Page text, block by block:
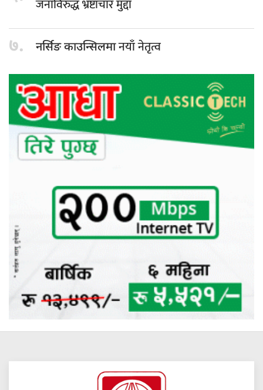
जनाविरुद्ध भ्रष्टाचार मुद्दा
७. नर्सिङ काउन्सिलमानयाँ नेतृत्व